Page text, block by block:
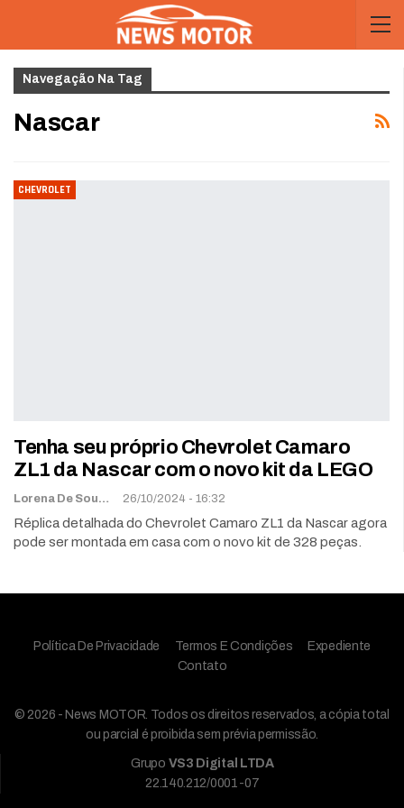
Navegação Na Tag
Nascar
CHEVROLET
Tenha seu próprio Chevrolet Camaro
ZL1 da Nascar com o novo kit da LEGO
Lorena De Sousa 26/10/2024 - 16:32
Réplica detalhada do Chevrolet Camaro ZL1 da Nascar agora
pode ser montada em casa com o novo kit de 328 peças.
Política De Privacidade Termos E Condições
Expediente
Contato
© 2026 - News MOTOR. Todos os direitos reservados, a cópia total
ou parcial é proibida sem prévia permissão.
Grupo VS3 Digital LTDA
22.140.212/0001-07